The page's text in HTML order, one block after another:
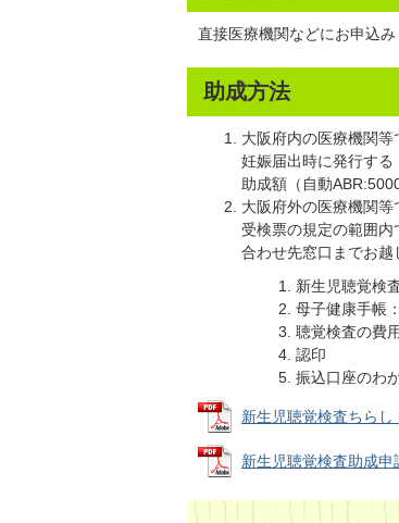
直接医療機関などにお申込
助成方法
大阪府内の医療機関
妊娠届出時に発行す
助成額（自動
大阪府外の医療機関
受検票の規定の範囲
合わせ先窓口までお越
新生児聴覚検
母子健康手帳
聴覚検査の費
認印
振込口座のわ
新生児聴覚検査ちら
新生児聴覚検査助成